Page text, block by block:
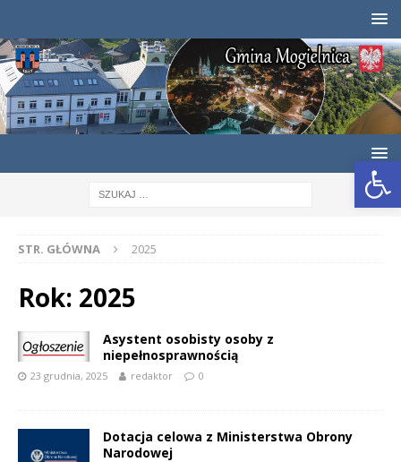
Otwórz pasek narzędzi
STR. GŁÓWNA 2025
Rok: 2025
Asystent osobisty osoby z
niepełnosprawnością
23 grudnia, 2025 redaktor 0
Dotacja celowa z Ministerstwa Obrony
Narodowej